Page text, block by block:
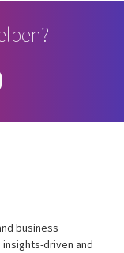
business
driven and